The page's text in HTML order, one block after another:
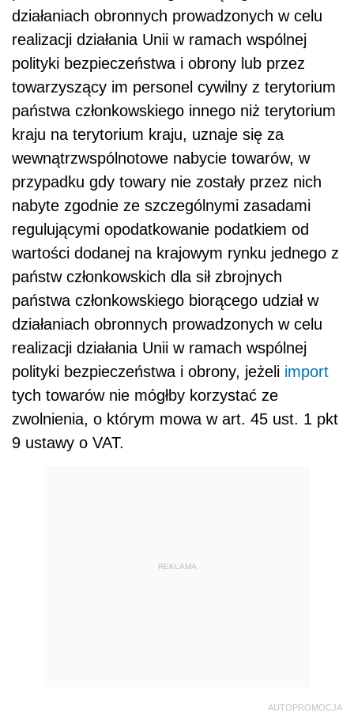
działaniach obronnych prowadzonych w celu
realizacji działania Unii w ramach wspólnej
polityki bezpieczeństwa i obrony lub przez
towarzyszący im personel cywilny z terytorium
państwa członkowskiego innego niż terytorium
kraju na terytorium kraju, uznaje się za
wewnątrzwspólnotowe nabycie towarów, w
przypadku gdy towary nie zostały przez nich
nabyte zgodnie ze szczególnymi zasadami
regulującymi opodatkowanie podatkiem od
wartości dodanej na krajowym rynku jednego z
państw członkowskich dla sił zbrojnych
państwa członkowskiego biorącego udział w
działaniach obronnych prowadzonych w celu
realizacji działania Unii w ramach wspólnej
polityki bezpieczeństwa i obrony, jeżeli import
tych towarów nie mógłby korzystać ze
zwolnienia, o którym mowa w art. 45 ust. 1 pkt
9 ustawy o VAT.
REKLAMA
AUTOPROMOCJA